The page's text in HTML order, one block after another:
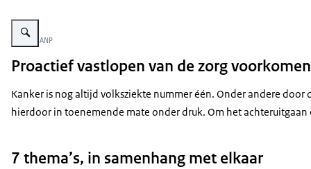
Vergroot afbeelding De foto toont een vrouw met halflang blond haar
Beeld: © ANP
Proactief vastlopen van de zorg voorkomen
Kanker is nog altijd volksziekte nummer één. Onder andere
hierdoor in toenemende mate onder druk. Om het
7 thema’s, in samenhang met elkaar